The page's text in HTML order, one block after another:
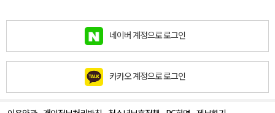
네이버 계정으로 로그인
카카오 계정으로 로그인